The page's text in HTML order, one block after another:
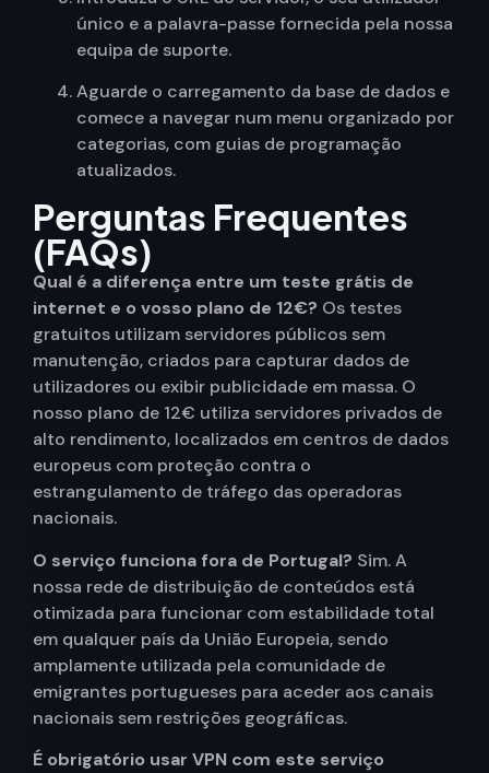
único e a palavra-passe fornecida pela nossa
equipa de suporte.
Aguarde o carregamento da base de dados e
comece a navegar num menu organizado por
categorias, com guias de programação
atualizados.
Perguntas Frequentes
(FAQs)
Qual é a diferença entre um teste grátis de
internet e o vosso plano de 12€? Os testes
gratuitos utilizam servidores públicos sem
manutenção, criados para capturar dados de
utilizadores ou exibir publicidade em massa. O
nosso plano de 12€ utiliza servidores privados de
alto rendimento, localizados em centros de dados
europeus com proteção contra o
estrangulamento de tráfego das operadoras
nacionais.
O serviço funciona fora de Portugal? Sim. A
nossa rede de distribuição de conteúdos está
otimizada para funcionar com estabilidade total
em qualquer país da União Europeia, sendo
amplamente utilizada pela comunidade de
emigrantes portugueses para aceder aos canais
nacionais sem restrições geográficas.
É obrigatório usar VPN com este serviço